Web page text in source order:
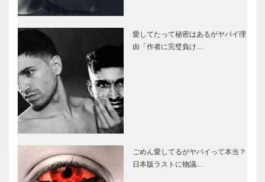
愛してたって秘密はあるがヤバイ理
由「作者に完璧負け…
ごめん愛してるがヤバイって本当？
日本版ラストに物議…